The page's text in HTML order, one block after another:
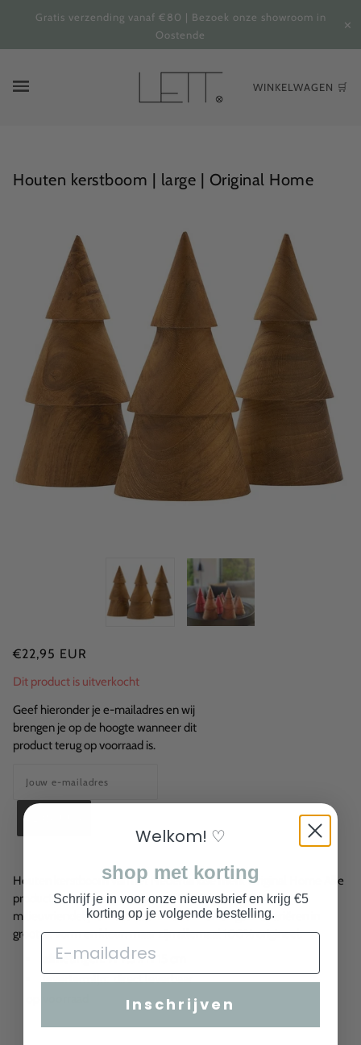
Gratis verzending vanaf €80 | Bezoek onze showroom in
Oostende
✕
WINKELWAGEN 🛒
Houten kerstboom | large | Original Home
€22,95 EUR
Dit product is uitverkocht
Geef hieronder je e-mailadres en wij
brengen je op de hoogte wanneer dit
product terug op voorraad is.
Houten kerstboom van het Nederlandse merk Original Home Alle
producten zijn handgemaakt van 100% natuurlijke en
milieuvriendelijke materialen. Ze kunnen enigszins variëren in
grootte, vorm en kleur, maar zijn allemaal 100% origineel.
afmetingen: W 7,5 x H 15 cm
levertermijn: direct leverbaar
Welkom! ♡
shop met korting
Schrijf je in voor onze nieuwsbrief en krijg €5
korting op je volgende bestelling.
Inschrijven